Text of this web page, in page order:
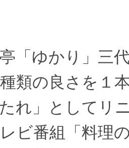
「ゆかり」三
類の良さを１
たれ」としてリ
ビ番組「料理